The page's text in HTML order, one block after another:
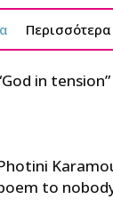
Περισσότερα
in
to